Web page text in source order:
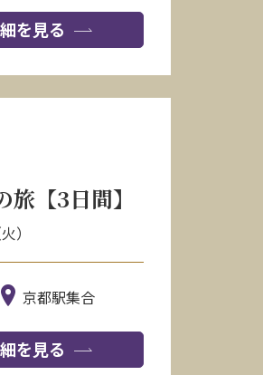
を見る
【3日間】
）
京都駅集合
を見る